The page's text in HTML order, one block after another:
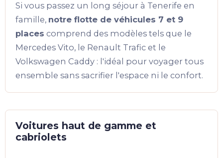
Si vous passez un long séjour à Tenerife en
famille, notre flotte de véhicules 7 et 9
places comprend des modèles tels que le
Mercedes Vito, le Renault Trafic et le
Volkswagen Caddy : l'idéal pour voyager tous
ensemble sans sacrifier l'espace ni le confort.
Voitures haut de gamme et
cabriolets